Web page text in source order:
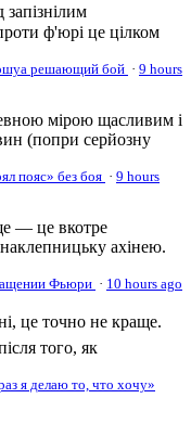
запізнілим
ф'юрі це цілком
решающий бой · 9 hours
мірою щасливим і
(попри серйозну
пояс» без боя · 9 hours
— це вкотре
ахінею.
Фьюри · 10 hours ago
це точно не краще.
того, як
я делаю то, что хочу»